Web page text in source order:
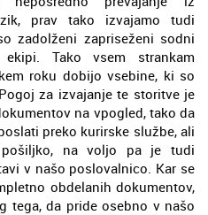
prav tako izvajamo tudi
zadolženi zapriseženi sodni
Tako vsem strankam
roku dobijo vsebine, ki so
za izvajanje te storitve je
na vpogled, tako da
preko kurirske službe, ali
na voljo pa je tudi
v našo poslovalnico. Kar se
obdelanih dokumentov,
tega, da pride osebno v našo